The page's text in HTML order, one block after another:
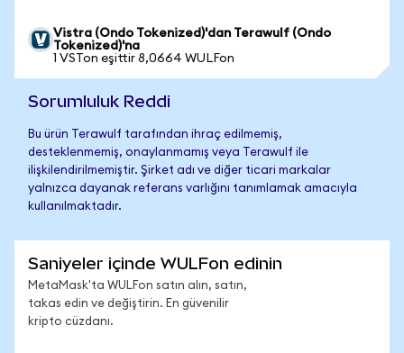
Vistra (Ondo Tokenized)'dan Terawulf (Ondo
Tokenized)'na
1 VSTon eşittir 8,0664 WULFon
Sorumluluk Reddi
Bu ürün Terawulf tarafından ihraç edilmemiş,
desteklenmemiş, onaylanmamış veya Terawulf ile
ilişkilendirilmemiştir. Şirket adı ve diğer ticari markalar
yalnızca dayanak referans varlığını tanımlamak amacıyla
kullanılmaktadır.
Saniyeler içinde WULFon edinin
MetaMask'ta WULFon satın alın, satın,
takas edin ve değiştirin. En güvenilir
kripto cüzdanı.